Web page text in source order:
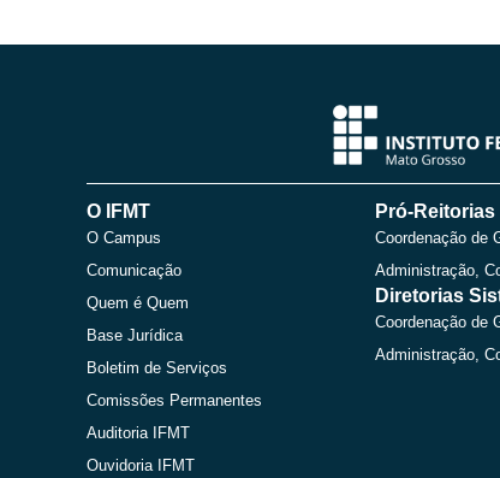
O IFMT
O Campus
Comunicação
Quem é Quem
Base Jurídica
Boletim de Serviços
Comissões Permanentes
Auditoria IFMT
Ouvidoria IFMT
Pró-Reitorias
Coordenação de
Administração,
Diretorias
Coordenação de
Administração,